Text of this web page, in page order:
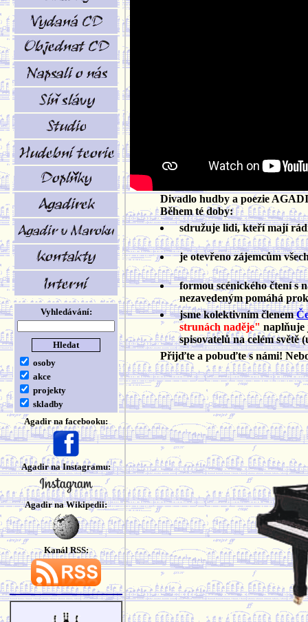
Vyhledávání:
osoby
akce
projekty
skladby
Agadir na facebooku:
Agadir na Instagramu:
Agadir na Wikipedii:
Kanál RSS:
Divadlo hudby a poezie
Během té doby:
sdružuje lidi, kteří mají
je otevřeno zájemcům
formou scénického čtení s
nezavedeným pomáhá
jsme kolektivním členem
strunách naděje" naplňuje
spisovatelů na celém světě
Přijďte a pobuďte s námi!